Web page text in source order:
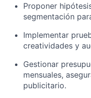
Proponer
segmentación
Implementar
creatividades y
Gestionar
mensuales,
publicitario.